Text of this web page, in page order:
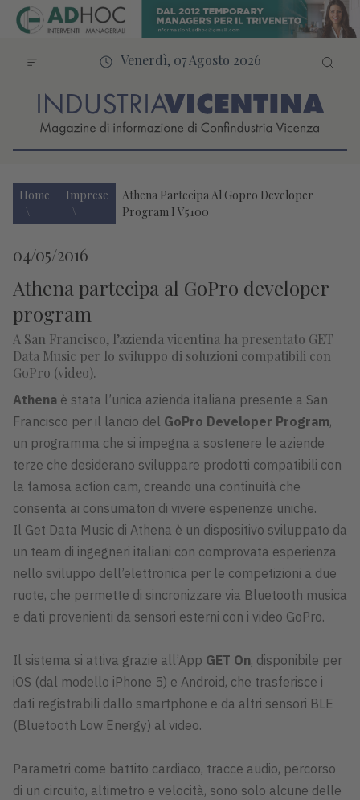
Venerdì, 07 Agosto 2026
Home Imprese
Athena Partecipa Al Gopro Developer
Program I V5100
04/05/2016
Athena partecipa al GoPro developer
program
A San Francisco, l’azienda vicentina ha presentato GET
Data Music per lo sviluppo di soluzioni compatibili con
GoPro (video).
Athena è stata l’unica azienda italiana presente a San
Francisco per il lancio del GoPro Developer Program,
un programma che si impegna a sostenere le aziende
terze che desiderano sviluppare prodotti compatibili con
la famosa action cam, creando una continuità che
consenta ai consumatori di vivere esperienze uniche.
Il Get Data Music di Athena è un dispositivo sviluppato da
un team di ingegneri italiani con comprovata esperienza
nello sviluppo dell’elettronica per le competizioni a due
ruote, che permette di sincronizzare via Bluetooth musica
e dati provenienti da sensori esterni con i video GoPro.
Il sistema si attiva grazie all’App GET On, disponibile per
iOS (dal modello iPhone 5) e Android, che trasferisce i
dati registrabili dallo smartphone e da altri sensori BLE
(Bluetooth Low Energy) al video.
Parametri come battito cardiaco, tracce audio, percorso
di un circuito, altimetro e velocità, sono solo alcune delle